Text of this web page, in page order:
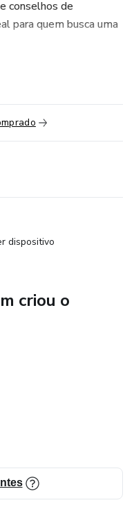
conselhos de
para quem busca uma
dispositivo
criou o